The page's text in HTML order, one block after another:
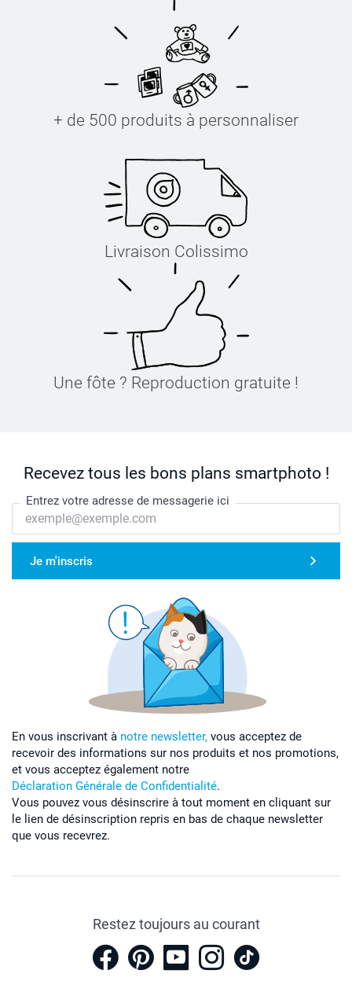
+ de 500 produits à personnaliser
Livraison Colissimo
Une fôte ? Reproduction gratuite !
Recevez tous les bons plans smartphoto !
Entrez votre adresse de messagerie ici
Je m'inscris
En vous inscrivant à notre newsletter, vous acceptez de
recevoir des informations sur nos produits et nos promotions,
et vous acceptez également notre
Déclaration Générale de Confidentialité.
Vous pouvez vous désinscrire à tout moment en cliquant sur
le lien de désinscription repris en bas de chaque newsletter
que vous recevrez.
Restez toujours au courant